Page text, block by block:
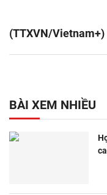
(TTXVN/Vietnam+)
BÀI XEM NHIỀU